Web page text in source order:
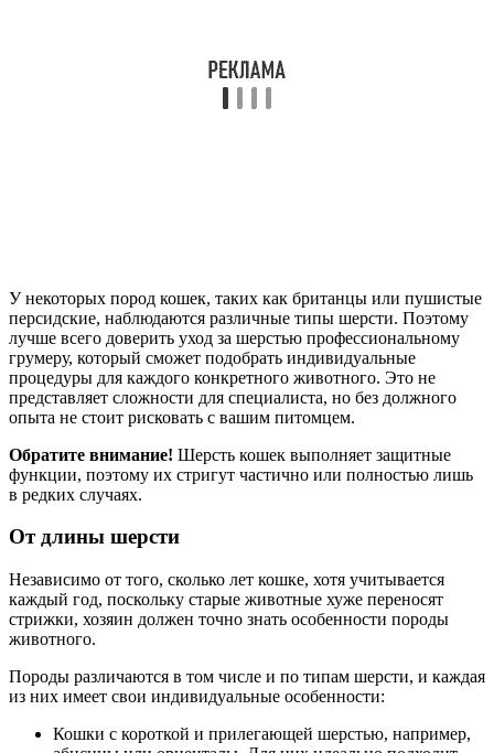
У некоторых пород кошек, таких как британцы или пушистые
персидские, наблюдаются различные типы шерсти. Поэтому
лучше всего доверить уход за шерстью профессиональному
грумеру, который сможет подобрать индивидуальные
процедуры для каждого конкретного животного. Это не
представляет сложности для специалиста, но без должного
опыта не стоит рисковать с вашим питомцем.
Обратите внимание! Шерсть кошек выполняет защитные
функции, поэтому их стригут частично или полностью лишь
в редких случаях.
От длины шерсти
Независимо от того, сколько лет кошке, хотя учитывается
каждый год, поскольку старые животные хуже переносят
стрижки, хозяин должен точно знать особенности породы
животного.
Породы различаются в том числе и по типам шерсти, и каждая
из них имеет свои индивидуальные особенности:
Кошки с короткой и прилегающей шерстью, например,